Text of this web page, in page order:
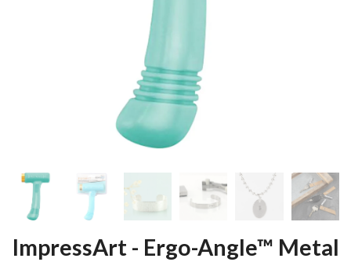
ImpressArt - Ergo-Angle™ Metal